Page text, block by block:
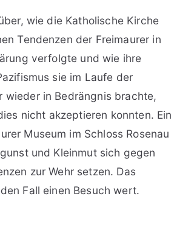
wie die Katholische Kirche
Tendenzen der Freimaurer in
verfolgte und wie ihre
sie im Laufe der
wieder in Bedrängnis brachte,
nicht akzeptieren konnten. Ein
Museum im Schloss Rosenau
und Kleinmut sich gegen
zur Wehr setzen. Das
Fall einen Besuch wert.